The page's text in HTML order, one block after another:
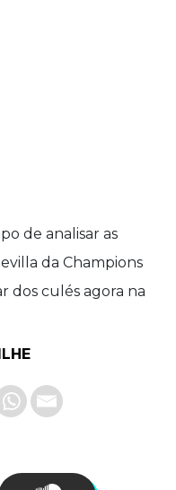
de analisar as
da Champions
dos culés agora na